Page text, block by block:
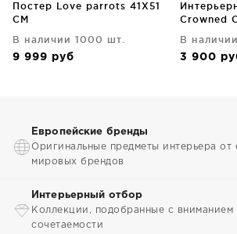
Постер Love parrots 41X51
CM
В наличии 1000 шт.
9 999 руб
Сrowned
В
3 900
Европейские бренды
Оригинальные предметы интерьера от
мировых брендов
Интерьерный отбор
Коллекции, подобранные с вниманием
сочетаемости